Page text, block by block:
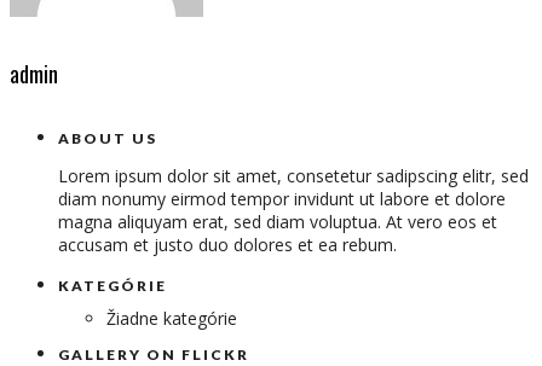
admin
ABOUT US
Lorem ipsum dolor sit amet, consetetur sadipscing elitr, sed
diam nonumy eirmod tempor invidunt ut labore et dolore
magna aliquyam erat, sed diam voluptua. At vero eos et
accusam et justo duo dolores et ea rebum.
KATEGÓRIE
Žiadne kategórie
GALLERY ON FLICKR